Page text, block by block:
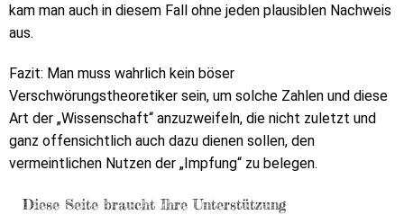
kam man auch in diesem Fall ohne jeden plausiblen Nachweis
aus.
Fazit: Man muss wahrlich kein böser
Verschwörungstheoretiker sein, um solche Zahlen und diese
Art der „Wissenschaft“ anzuzweifeln, die nicht zuletzt und
ganz offensichtlich auch dazu dienen sollen, den
vermeintlichen Nutzen der „Impfung“ zu belegen.
Diese Seite braucht Ihre Unterstützung